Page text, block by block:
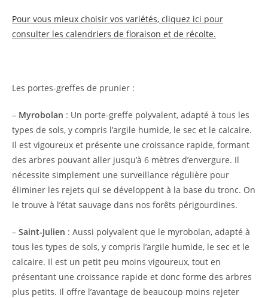
Pour vous mieux choisir vos variétés, cliquez ici pour
consulter les calendriers de floraison et de récolte.
Les portes-greffes de prunier :
– Myrobolan : Un porte-greffe polyvalent, adapté à tous les
types de sols, y compris l’argile humide, le sec et le calcaire.
Il est vigoureux et présente une croissance rapide, formant
des arbres pouvant aller jusqu’à 6 mètres d’envergure. Il
nécessite simplement une surveillance régulière pour
éliminer les rejets qui se développent à la base du tronc. On
le trouve à l’état sauvage dans nos forêts périgourdines.
– Saint-Julien : Aussi polyvalent que le myrobolan, adapté à
tous les types de sols, y compris l’argile humide, le sec et le
calcaire. Il est un petit peu moins vigoureux, tout en
présentant une croissance rapide et donc forme des arbres
plus petits. Il offre l’avantage de beaucoup moins rejeter